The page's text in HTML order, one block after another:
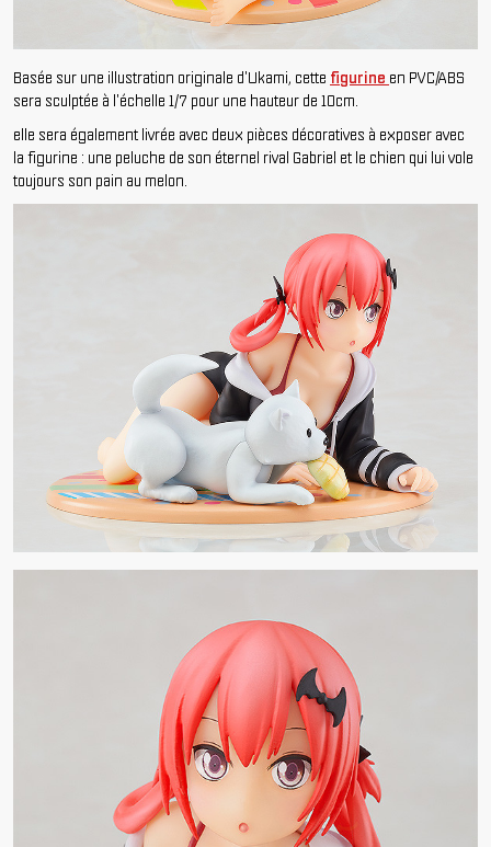
Basée sur une illustration originale d'Ukami, cette figurine en PVC/ABS
sera sculptée à l'échelle 1/7 pour une hauteur de 10cm.
elle sera également livrée avec deux pièces décoratives à exposer avec
la figurine : une peluche de son éternel rival Gabriel et le chien qui lui vole
toujours son pain au melon.